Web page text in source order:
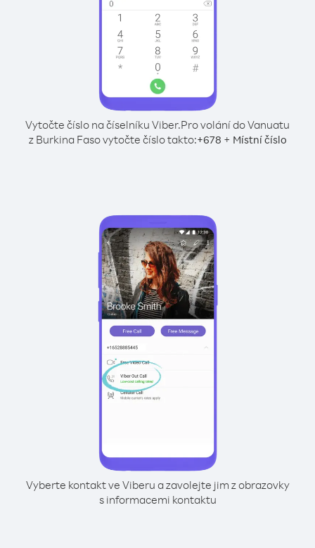
Vytočte číslo na číselníku Viber.Pro volání do Vanuatu
z Burkina Faso vytočte číslo takto:+678 + Místní číslo
Vyberte kontakt ve Viberu a zavolejte jim z obrazovky
s informacemi kontaktu